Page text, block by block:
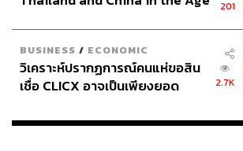
เพราะเมื่อเขาพูด มันจะลดพลังในก
สิ่งที่ควรพูดคือ “เรามีเวลาให้คุณ ระ
รับฟัง”
หลีกเลี่ยงคำพูดที่มีน้ำเสียงของการตั
“ใจเย็นๆ” เพราะเขารู้สึกว่าทุ
“เรื่องแค่นี้เอง” เพราะพูดแบบ
201
BUSINESS / ECONOMIC
วิเคราะห์ปรากฏการณ์คนแห่ขอสิน
เชื่อ CLICX อาจเป็นเพียงยอด
เรือนไทยที่ถูกซุกไว้
2.7K